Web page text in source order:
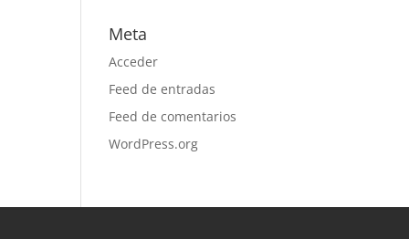
Meta
Acceder
Feed de entradas
Feed de comentarios
WordPress.org